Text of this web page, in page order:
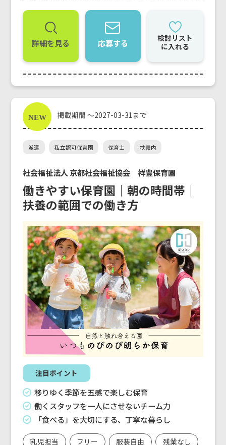
詳細を見る 応募する
検討リスト
に入れる
掲載期間 ～2027-03-31まで
派遣 私立認可保育園 保育士 扶養内
社会福祉法人 京都社会福祉協会 祥豊保育園
働きやすい保育園｜朝の時間帯｜
扶養の範囲での働き方
注目ポイント
移りゆく季節を五感で楽しむ保育
働くスタッフを一人にさせないチーム力
「食べる」を大切にする、丁寧な暮らし
乳児担当 フリー 服装自由 残業なし